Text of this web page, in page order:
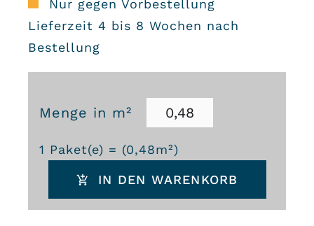
Nur gegen Vorbestellung
Lieferzeit 4 bis 8 Wochen nach
Bestellung
Menge in m²
1 Paket(e) = (0,48m²)
Zementfliesen
3692
Menge
IN DEN WARENKORB